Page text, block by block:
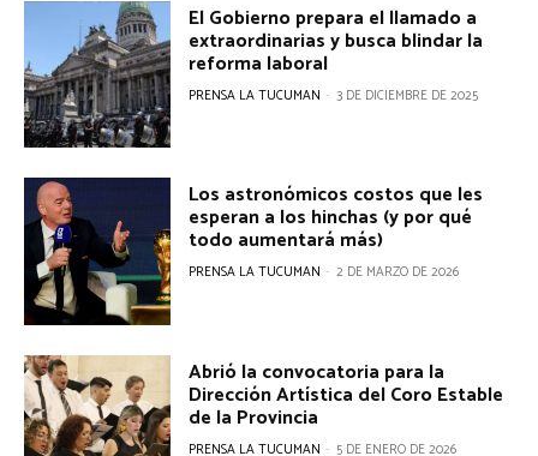
El Gobierno prepara el llamado a
extraordinarias y busca blindar la
reforma laboral
PRENSA LA TUCUMAN - 3 DE DICIEMBRE DE 2025
Los astronómicos costos que les
esperan a los hinchas (y por qué
todo aumentará más)
PRENSA LA TUCUMAN - 2 DE MARZO DE 2026
Abrió la convocatoria para la
Dirección Artística del Coro Estable
de la Provincia
PRENSA LA TUCUMAN - 5 DE ENERO DE 2026